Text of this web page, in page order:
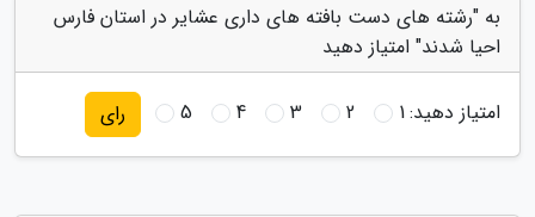
به "رشته های دست بافته های داری عشایر در استان فارس
احیا شدند" امتیاز دهید
امتیاز دهید:1
2
3
4
5 رای